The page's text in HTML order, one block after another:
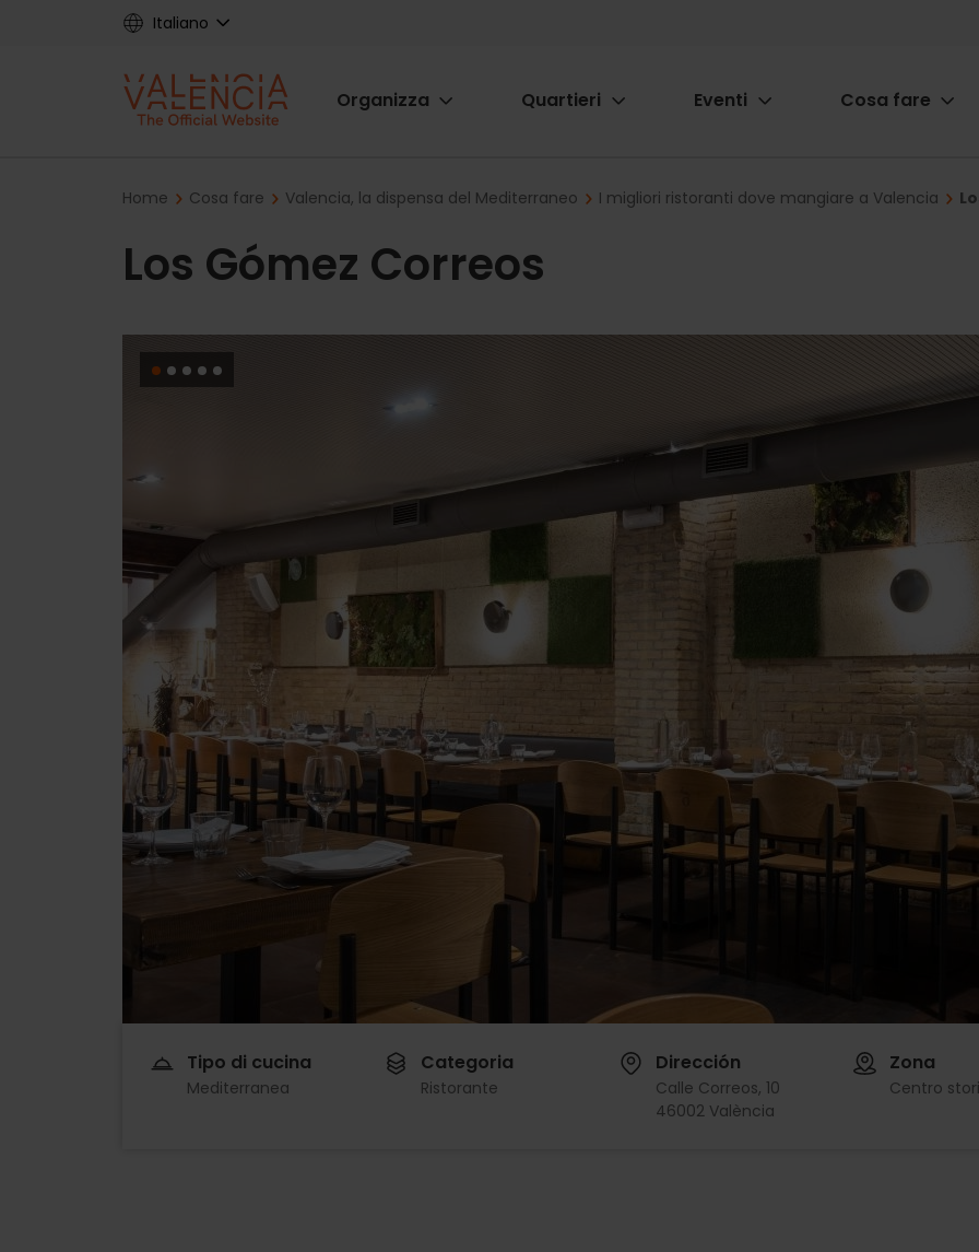
Italiano
Main
Organizza Quartieri Eventi Cosa fare
Breadcrumb
Home Cosa fare Valencia, la dispensa del Mediterraneo I migliori ristoranti dove mangiare a Valencia
Los Gómez Correos
Tipo di cucina
Mediterranea
Categoria
Ristorante
Dirección
Calle Correos, 10
46002 València
Zona
Centro